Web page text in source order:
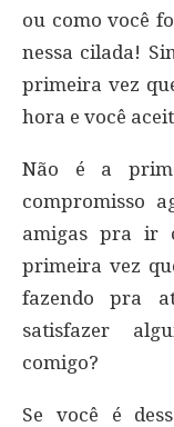
ou como você
nessa cilada!
primeira vez
hora e você
Não é a
compromisso
amigas pra ir
primeira vez
fazendo pra
satisfazer
comigo?
Se você é